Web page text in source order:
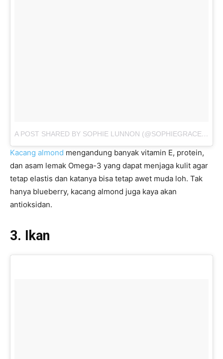
A POST SHARED BY SOPHIE LUNNON (@SOPHIEGRACEILLUSTRATES)
Kacang almond mengandung banyak vitamin E, protein,
dan asam lemak Omega-3 yang dapat menjaga kulit agar
tetap elastis dan katanya bisa tetap awet muda loh. Tak
hanya blueberry, kacang almond juga kaya akan
antioksidan.
3. Ikan